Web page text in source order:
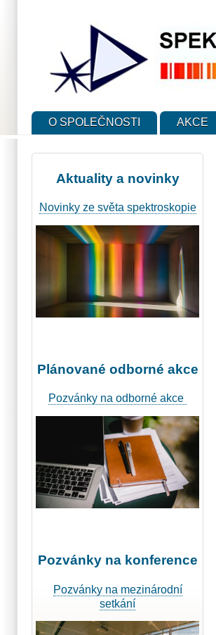
O SPOLEČNOSTI AKCE
Aktuality a novinky
Novinky ze světa spektroskopie
Plánované odborné akce
Pozvánky na odborné akce
Pozvánky na konference
Pozvánky na mezinárodní
setkání